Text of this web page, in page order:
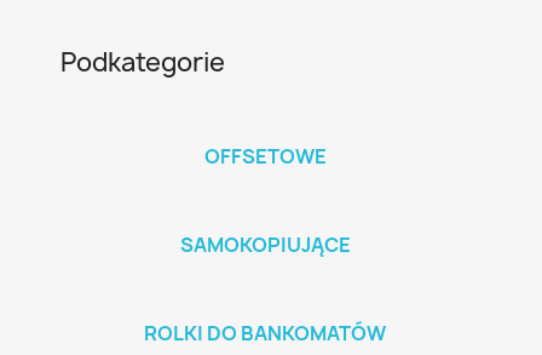
Podkategorie
OFFSETOWE
SAMOKOPIUJĄCE
ROLKI DO BANKOMATÓW